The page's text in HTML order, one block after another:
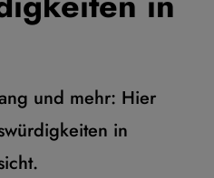
und mehr: Hier
in